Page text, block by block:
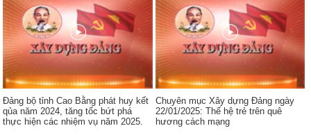
Đảng bộ tỉnh Cao Bằng phát huy kết
qủa năm 2024, tăng tốc bứt phá
thực hiện các nhiệm vụ năm 2025.
Chuyên mục Xây dựng Đảng ngày
22/01/2025: Thế hệ trẻ trên quê
hương cách mạng